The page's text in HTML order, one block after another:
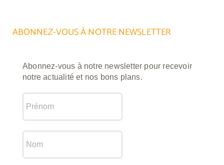
ABONNEZ-VOUS À NOTRE NEWSLETTER
Abonnez-vous à notre newsletter pour recevoir
notre actualité et nos bons plans.